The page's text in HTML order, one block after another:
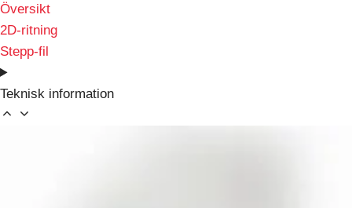
Översikt
2D-ritning
Stepp-fil
Teknisk information